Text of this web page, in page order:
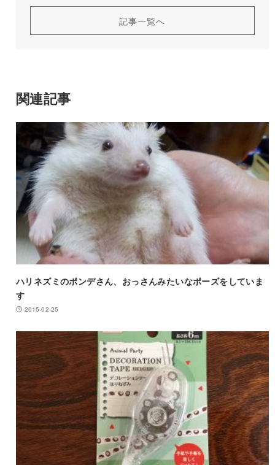
記事一覧へ
関連記事
ハリネズミのポンデさん、おっさんみたいなポーズをしていま
す
2015-02-25